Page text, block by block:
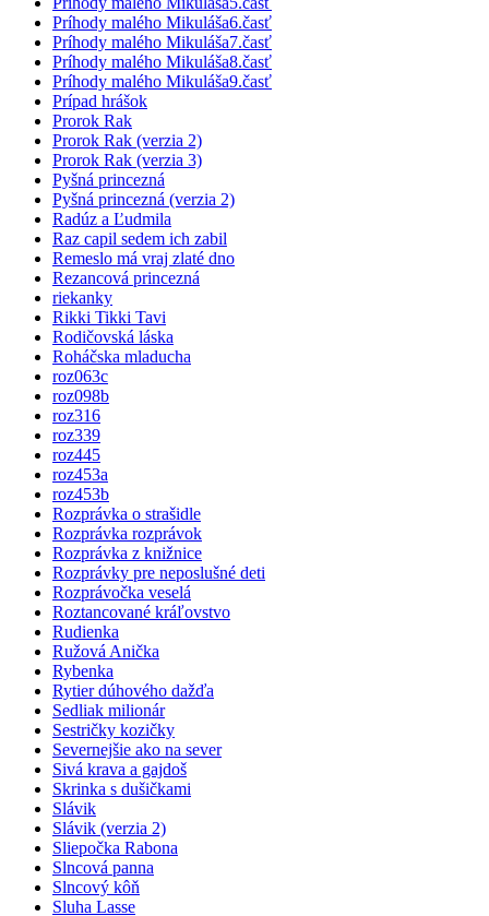
Príhody malého Mikuláša6.časť
Príhody malého Mikuláša7.časť
Príhody malého Mikuláša8.časť
Príhody malého Mikuláša9.časť
Prípad hrášok
Prorok Rak
Prorok Rak (verzia 2)
Prorok Rak (verzia 3)
Pyšná princezná
Pyšná princezná (verzia 2)
Radúz a Ľudmila
Raz capil sedem ich zabil
Remeslo má vraj zlaté dno
Rezancová princezná
riekanky
Rikki Tikki Tavi
Rodičovská láska
Roháčska mladucha
roz063c
roz098b
roz316
roz339
roz445
roz453a
roz453b
Rozprávka o strašidle
Rozprávka rozprávok
Rozprávka z knižnice
Rozprávky pre neposlušné deti
Rozprávočka veselá
Roztancované kráľovstvo
Rudienka
Ružová Anička
Rybenka
Rytier dúhového dažďa
Sedliak milionár
Sestričky kozičky
Severnejšie ako na sever
Sivá krava a gajdoš
Skrinka s dušičkami
Slávik
Slávik (verzia 2)
Sliepočka Rabona
Slncová panna
Slncový kôň
Sluha Lasse